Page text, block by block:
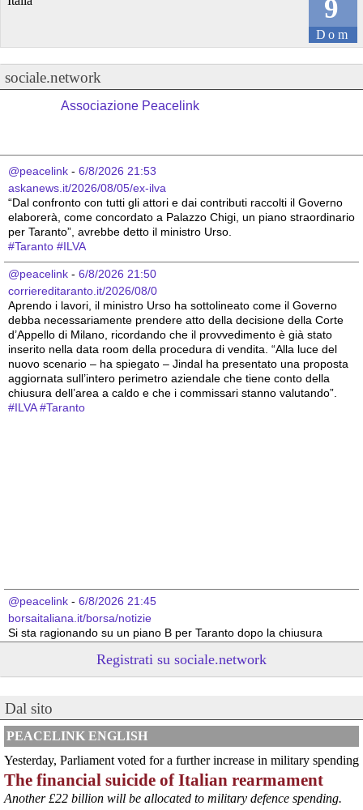
9
Dom
sociale.network
Associazione Peacelink
@peacelink - 6/8/2026 21:53
askanews.it/2026/08/05/ex-ilva
“Dal confronto con tutti gli attori e dai contributi raccolti il Governo
elaborerà, come concordato a Palazzo Chigi, un piano straordinario
per Taranto”, avrebbe detto il ministro Urso.
#Taranto #ILVA
@peacelink - 6/8/2026 21:50
corriereditaranto.it/2026/08/0
Aprendo i lavori, il ministro Urso ha sottolineato come il Governo
debba necessariamente prendere atto della decisione della Corte
d’Appello di Milano, ricordando che il provvedimento è già stato
inserito nella data room della procedura di vendita. “Alla luce del
nuovo scenario – ha spiegato – Jindal ha presentato una proposta
aggiornata sull’intero perimetro aziendale che tiene conto della
chiusura dell’area a caldo e che i commissari stanno valutando”.
#ILVA #Taranto
@peacelink - 6/8/2026 21:45
borsaitaliana.it/borsa/notizie
Si sta ragionando su un piano B per Taranto dopo la chiusura
cronachetarantine.it/index.php
il Governo ha manifestato l’intenzione di predisporre un
provvedimento straordinario per attenuare le conseguenze
economiche e sociali della prevista fermata dell’area a caldo e ha
chiesto alle rappresentanze del territorio di formulare proposte
concrete per definirne i contenuti. Casartigiani valuta positivamente
questa disponibilità.
Registrati su sociale.network
Dal sito
PEACELINK ENGLISH
Yesterday, Parliament voted for a further increase in military spending
The financial suicide of Italian rearmament
Another £22 billion will be allocated to military defence spending.